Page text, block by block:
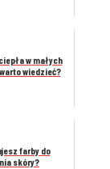
w małych
wiedzieć?
farby do
skóry?